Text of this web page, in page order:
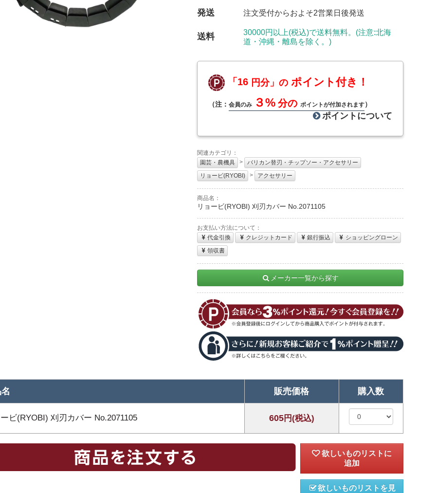
発送 注文受付からおよそ2営業日後発送
送料
30000円以上(税込)で送料無料。(注意:北海
道・沖縄・離島を除く。)
「16 円分」のポイント付き！
（注： 会員のみ ３% 分のポイントが付加されます）
ポイントについて
関連カテゴリ：
園芸・農機具
>
バリカン替刃・チップソー・アクセサリー
リョービ(RYOBI)
> アクセサリー
商品名：
リョービ(RYOBI) 刈刃カバー No.2071105
お支払い方法について：
代金引換
クレジットカード 銀行振込
ショッピングローン
領収書
メーカー一覧から探す
販売価格 購入数
ビ(RYOBI) 刈刃カバー No.2071105 605円(税込)
欲しいものリストを見